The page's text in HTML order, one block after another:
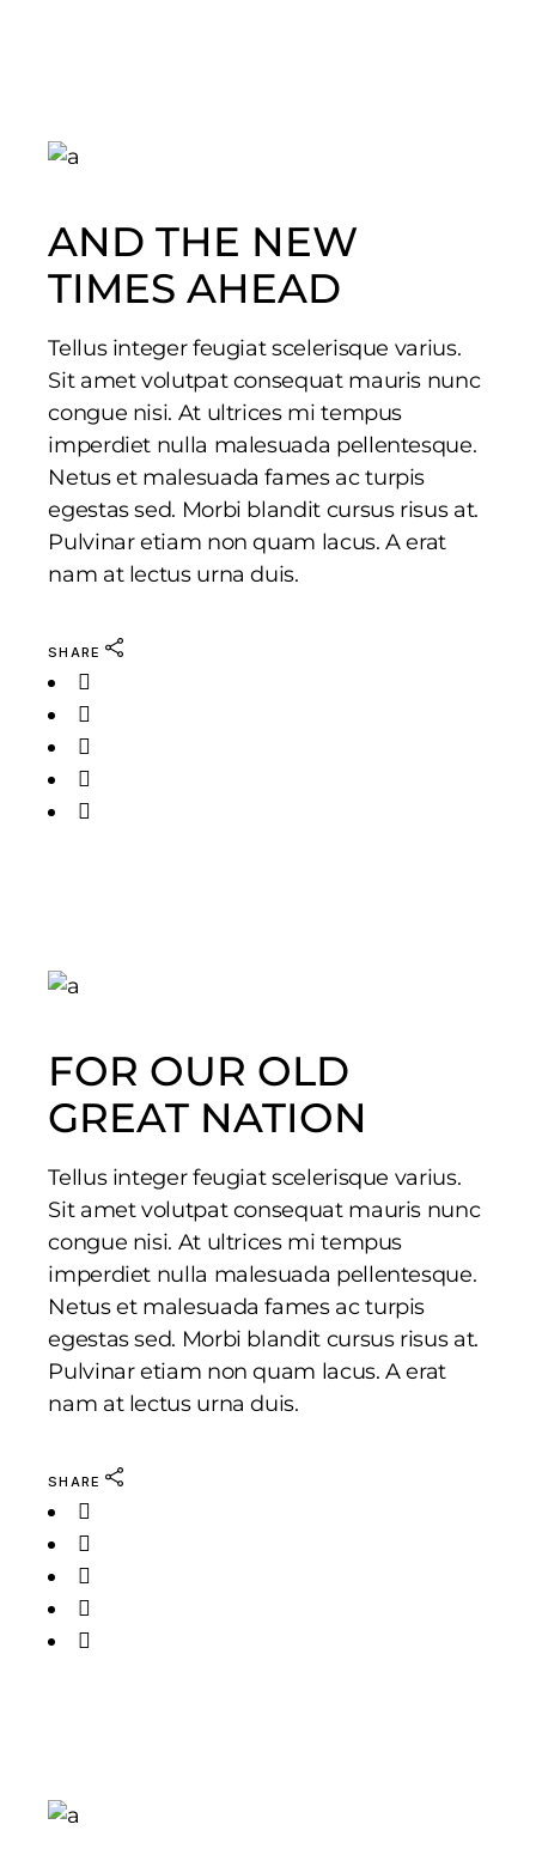
AND THE NEW
TIMES AHEAD
Tellus integer feugiat scelerisque varius.
Sit amet volutpat consequat mauris nunc
congue nisi. At ultrices mi tempus
imperdiet nulla malesuada pellentesque.
Netus et malesuada fames ac turpis
egestas sed. Morbi blandit cursus risus at.
Pulvinar etiam non quam lacus. A erat
nam at lectus urna duis.
SHARE
FOR OUR OLD
GREAT NATION
Tellus integer feugiat scelerisque varius.
Sit amet volutpat consequat mauris nunc
congue nisi. At ultrices mi tempus
imperdiet nulla malesuada pellentesque.
Netus et malesuada fames ac turpis
egestas sed. Morbi blandit cursus risus at.
Pulvinar etiam non quam lacus. A erat
nam at lectus urna duis.
SHARE